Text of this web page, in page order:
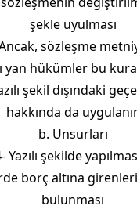
şekle uyulması
sözleşme
yan hükümler bu
şekil dışındaki
hakkında da
b. Unsurları
Yazılı şekilde
borç altına
bulunması